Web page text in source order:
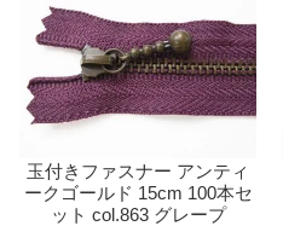
玉付きファスナー アンティ
ークゴールド 15cm 100本セ
ット col.863 グレープ